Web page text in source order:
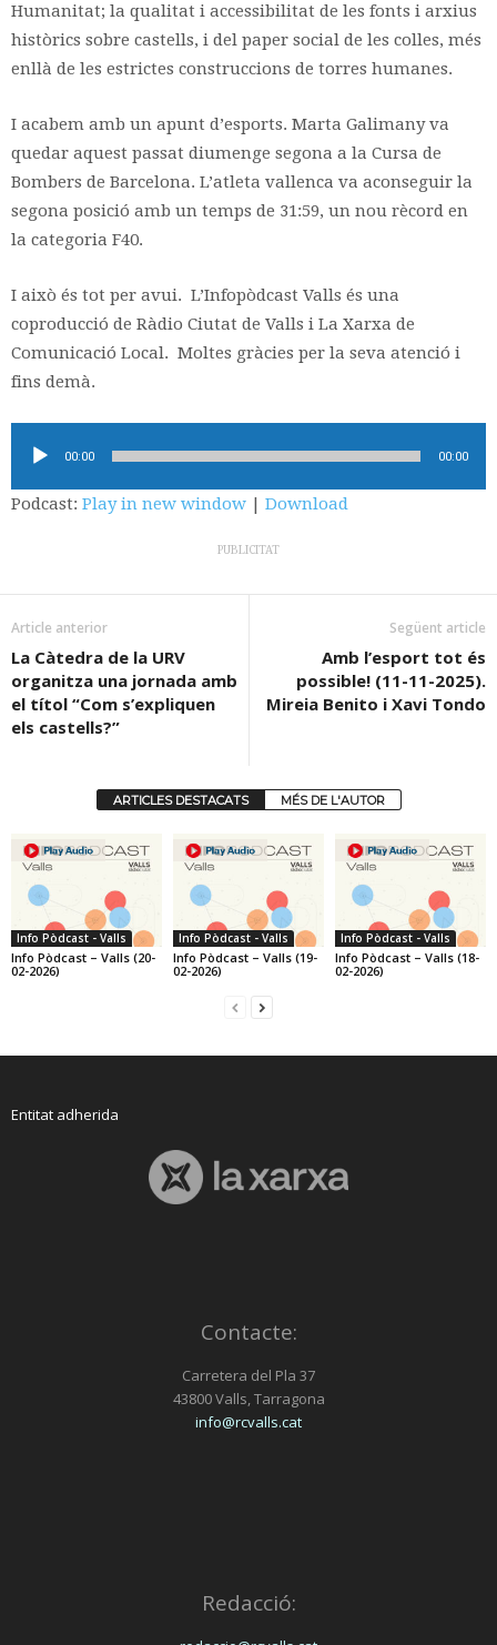
Humanitat; la qualitat i accessibilitat de les fonts i arxius
històrics sobre castells, i del paper social de les colles, més
enllà de les estrictes construccions de torres humanes.
I acabem amb un apunt d’esports. Marta Galimany va
quedar aquest passat diumenge segona a la Cursa de
Bombers de Barcelona. L’atleta vallenca va aconseguir la
segona posició amb un temps de 31:59, un nou rècord en
la categoria F40.
I això és tot per avui. L’Infopòdcast Valls és una
coproducció de Ràdio Ciutat de Valls i La Xarxa de
Comunicació Local. Moltes gràcies per la seva atenció i
fins demà.
d'àudio00:00 00:00
Podcast: Play in new window | Download
PUBLICITAT
Article anterior
La Càtedra de la URV
organitza una jornada amb
el títol “Com s’expliquen
els castells?”
Següent article
Amb l’esport tot és
possible! (11-11-2025).
Mireia Benito i Xavi Tondo
ARTICLES DESTACATS MÉS DE L'AUTOR
Info Pòdcast - Valls
Info Pòdcast – Valls (20-
02-2026)
Info Pòdcast - Valls
Info Pòdcast – Valls (19-
02-2026)
Info Pòdcast - Valls
Info Pòdcast – Valls (18-
02-2026)
Entitat adherida
Contacte:
Carretera del Pla 37
43800 Valls, Tarragona
info@rcvalls.cat
Redacció: